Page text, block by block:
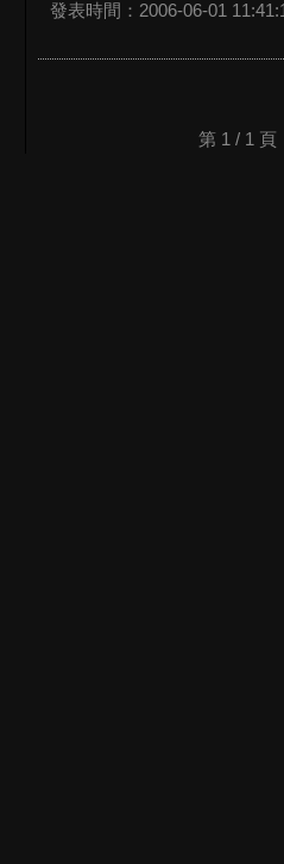
發表時間：2006-06-01
第 1 / 1